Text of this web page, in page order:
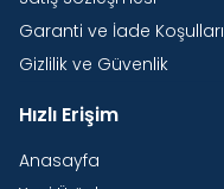
Garanti ve İade Koşulları
Gizlilik ve Güvenlik
Hızlı Erişim
Anasayfa